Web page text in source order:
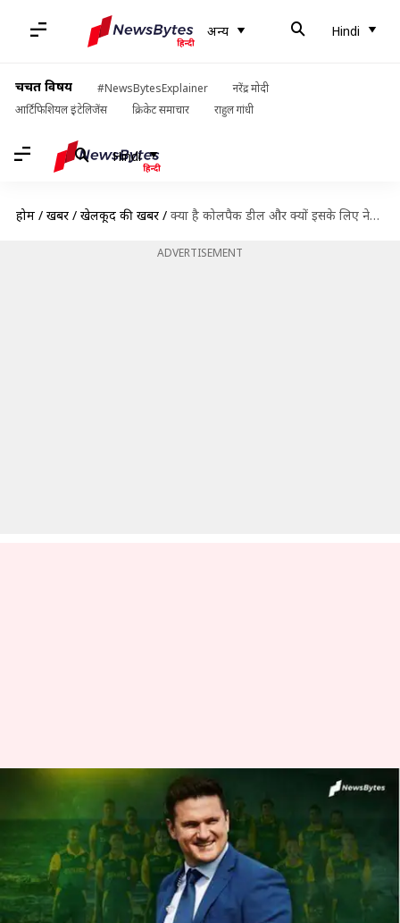
अन्य Hindi
चर्चित विषय #NewsBytesExplainer
नरेंद्र मोदी
आर्टिफिशियल इंटेलिजेंस
क्रिकेट समाचार राहुल गांधी
Hindi
होम / खबरें / खेलकूद की खबरें / क्या है कोलपैक डील और क्यों इसके लिए नेशनल टीम छोड़ देते हैं दक्षिण अफ्रीकी क्रिकेटर्स?
ADVERTISEMENT
क्या है कोलपैक डील और क्यों इसके
लिए नेशनल टीम छोड़ देते हैं दक्षिण
अफ्रीकी क्रिकेटर्स?
लेखन Neeraj Pandey Apr 23, 2020 08:10 pm